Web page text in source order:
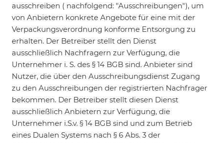
ausschreiben ( nachfolgend: "Ausschreibungen"), um
von Anbietern konkrete Angebote für eine mit der
Verpackungsverordnung konforme Entsorgung zu
erhalten. Der Betreiber stellt den Dienst
ausschließlich Nachfragern zur Verfügung, die
Unternehmer i. S. des § 14 BGB sind. Anbieter sind
Nutzer, die über den Ausschreibungsdienst Zugang
zu den Ausschreibungen der registrierten Nachfrager
bekommen. Der Betreiber stellt diesen Dienst
ausschließlich Anbietern zur Verfügung, die
Unternehmer i.S.v. § 14 BGB sind und zum Betrieb
eines Dualen Systems nach § 6 Abs. 3 der